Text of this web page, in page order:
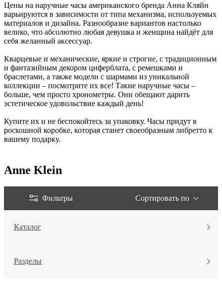
Цены на наручные часы американского бренда Анна Кляйн
варьируются в зависимости от типа механизма, используемых
материалов и дизайна. Разнообразие вариантов настолько
велико, что абсолютно любая девушка и женщина найдёт для
себя желанный аксессуар.
Кварцевые и механические, яркие и строгие, с традиционным
и фантазийным декором циферблата, с ремешками и
браслетами, а также модели с шармами из уникальной
коллекции – посмотрите их все! Такие наручные часы –
больше, чем просто хронометры. Они обещают дарить
эстетическое удовольствие каждый день!
Купите их и не беспокойтесь за упаковку. Часы придут в
роскошной коробке, которая станет своеобразным либретто к
вашему подарку.
Anne Klein
Фильтры Сортировать по
Каталог
Разделы